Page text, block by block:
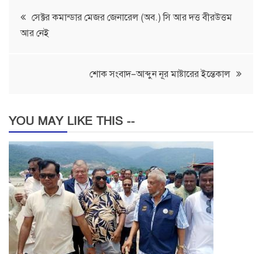
Post
navigation
সেক্টর কমান্ডার মেজর জেনারেল (অব.) সি আর দত্ত বীরউত্তম
আর নেই
শোক সংবাদ–আব্দুন নূর মাষ্টারের ইন্তেকাল
YOU MAY LIKE THIS --